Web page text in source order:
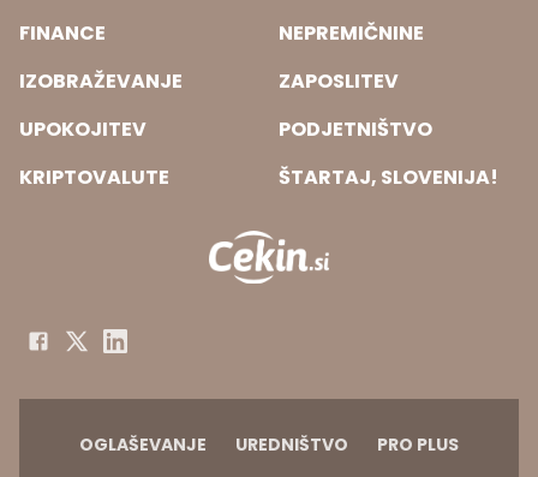
FINANCE
NEPREMIČNINE
IZOBRAŽEVANJE
ZAPOSLITEV
UPOKOJITEV
PODJETNIŠTVO
KRIPTOVALUTE
ŠTARTAJ, SLOVENIJA!
OGLAŠEVANJE UREDNIŠTVO PRO PLUS